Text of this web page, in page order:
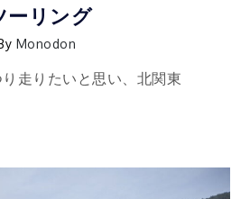
ーリング
Monodon
走りたいと思い、北関東